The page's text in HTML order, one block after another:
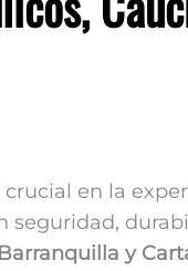
en la
seguridad,
y